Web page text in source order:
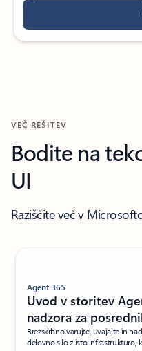
VEČ REŠITEV
Bodite na
UI
Raziščite več v